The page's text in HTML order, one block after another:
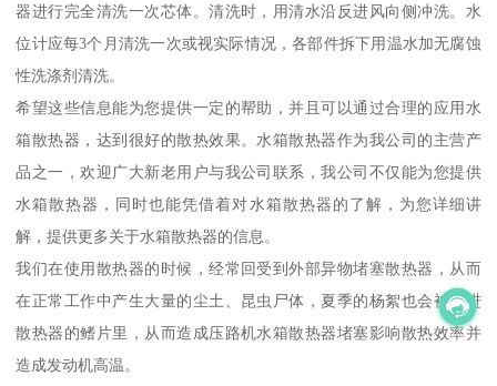
器进行完全清洗一次芯体。清洗时，用清水沿反进风向侧冲洗。水
位计应每3个月清洗一次或视实际情况，各部件拆下用温水加无腐蚀
性洗涤剂清洗。
希望这些信息能为您提供一定的帮助，并且可以通过合理的应用水
箱散热器，达到很好的散热效果。水箱散热器作为我公司的主营产
品之一，欢迎广大新老用户与我公司联系，我公司不仅能为您提供
水箱散热器，同时也能凭借着对水箱散热器的了解，为您详细讲
解，提供更多关于水箱散热器的信息。
我们在使用散热器的时候，经常回受到外部异物堵塞散热器，从而
在正常工作中产生大量的尘土、昆虫尸体，夏季的杨絮也会被吸进
散热器的鳍片里，从而造成压路机水箱散热器堵塞影响散热效率并
造成发动机高温。